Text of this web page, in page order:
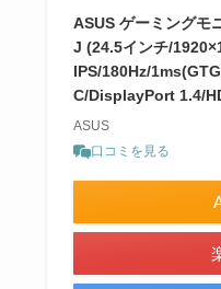
ASUS ゲーミングモ
J (24.5インチ/
IPS/180Hz/
C/DisplayPort 1.4/
ASUS
口コミを見る